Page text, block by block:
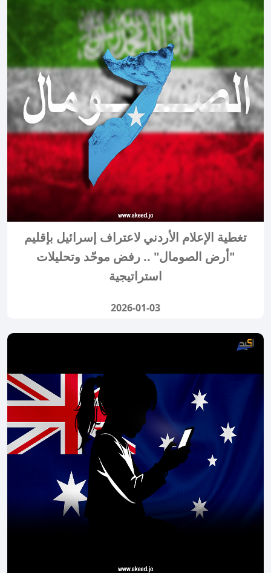
تغطية الإعلام الأردني لاعتراف إسرائيل بإقليم
"أرض الصومال" .. رفض موحّد وتحليلات
استراتيجية
2026-01-03